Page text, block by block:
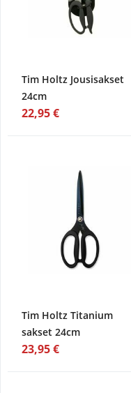
Tim Holtz Jousisakset
24cm
22,95 €
Tim Holtz Titanium
sakset 24cm
23,95 €